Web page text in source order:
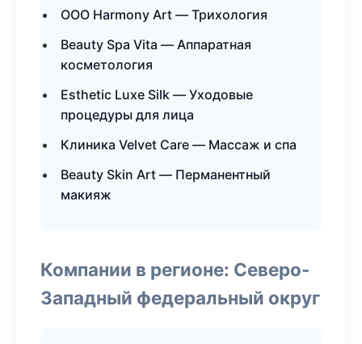
ООО Harmony Art — Трихология
Beauty Spa Vita — Аппаратная
косметология
Esthetic Luxe Silk — Уходовые
процедуры для лица
Клиника Velvet Care — Массаж и спа
Beauty Skin Art — Перманентный
макияж
Компании в регионе: Северо-
Западный федеральный округ